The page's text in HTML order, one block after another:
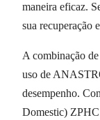
maneira eficaz.
sua recuperação
A combinação
uso de
desempenho.
Domestic)